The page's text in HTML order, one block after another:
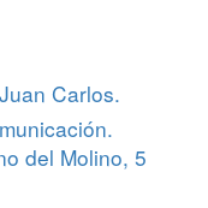
Carlos.
del Molino, 5